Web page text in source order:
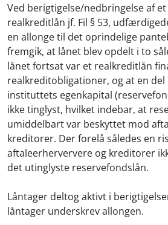
Ved berigtigelse/nedbringelse af
realkreditlån jf. Fil § 53,
en allonge til det oprindelige
fremgik, at lånet blev opdelt i to
lånet fortsat var et realkreditlån
realkreditobligationer, og at en
instituttets egenkapital
ikke tinglyst, hvilket indebar, at
umiddelbart var beskyttet mod
kreditorer. Der forelå således en
aftaleerherververe og kreditorer
det utinglyste reservefondslån.
Låntager deltog aktivt i
låntager underskrev allongen.